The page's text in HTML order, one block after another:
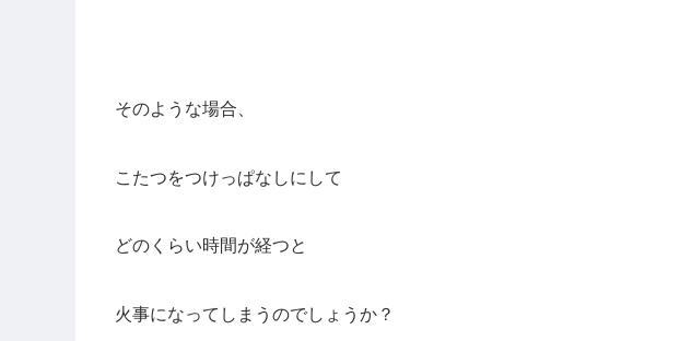
そのような場合、
こたつをつけっぱなしにして
どのくらい時間が経つと
火事になってしまうのでしょうか？